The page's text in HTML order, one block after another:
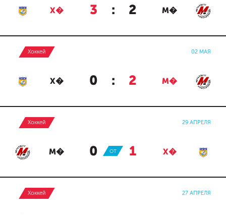
Х� 3 : 2 М�
Хоккей 02 МАЯ
Х� 0 : 2 М�
Хоккей 29 АПРЕЛЯ
М� 0 : 1 Х�
ОТ
Хоккей 27 АПРЕЛЯ